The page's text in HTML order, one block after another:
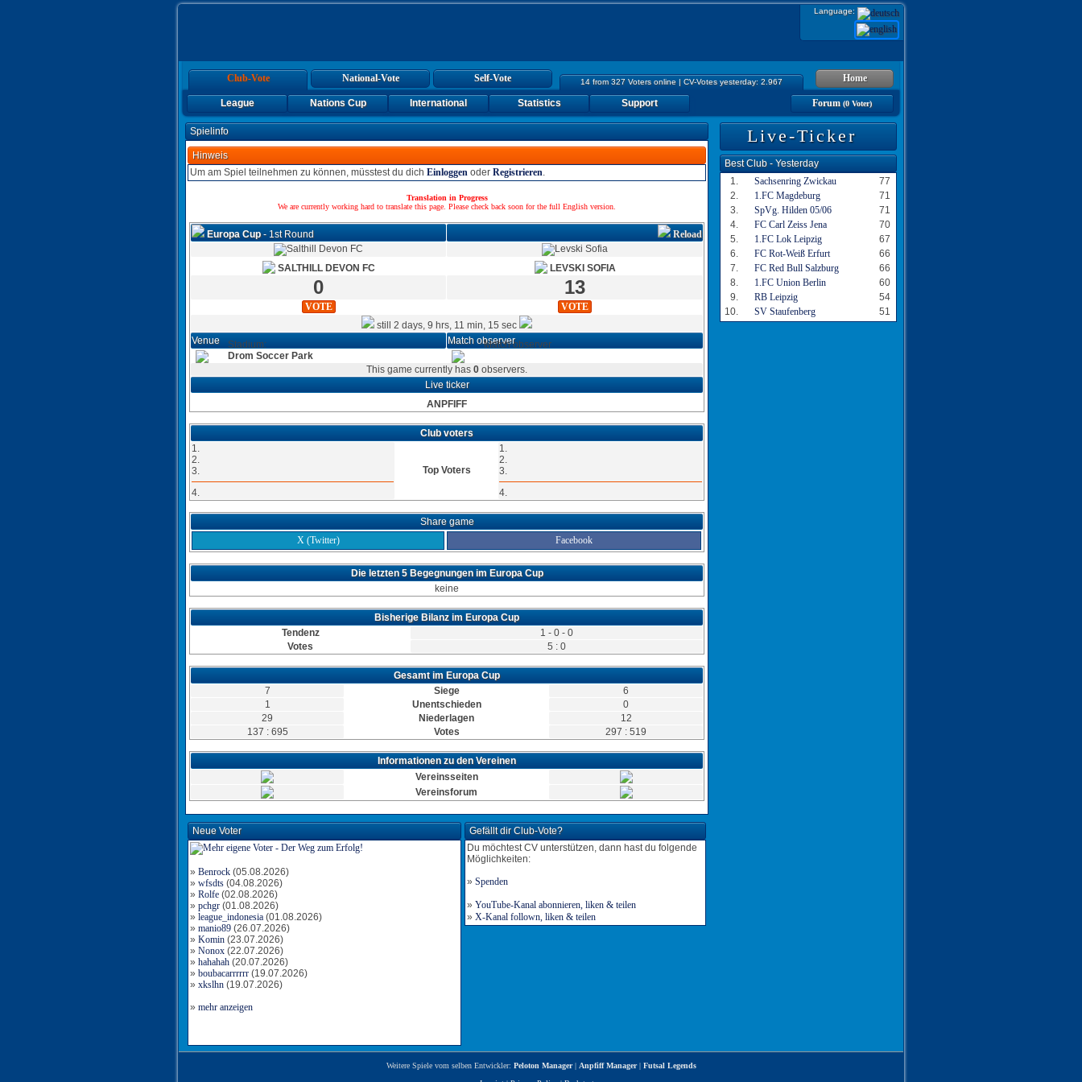
Language:
14 from 327 Voters online | CV-Votes yesterday: 2.967
Club-Vote National-Vote Self-Vote Home
Forum(0 Voter)
League Nations Cup International Statistics Support
Spielinfo
Hinweis
Um am Spiel teilnehmen zu können, müsstest du dich Einloggen oder Registrieren.
Translation in Progress
We are currently working hard to translate this page. Please check back soon for the full English version.
Europa Cup- 1st Round Reload
SALTHILL DEVON FC LEVSKI SOFIA
0 13
VOTE
VOTE
still 2 days, 9 hrs, 11 min, 15 sec
Venue
Match observer
Stadium:
Drom Soccer Park
Match observer
This game currently has 0 observers.
Live ticker
ANPFIFF
Club voters
1.
2.
3.
4.
Top Voters
1.
2.
3.
4.
Share game
X (Twitter)
Facebook
Die letzten 5 Begegnungen im Europa Cup
keine
Bisherige Bilanz im Europa Cup
Tendenz
1 - 0 - 0
Votes
5 : 0
Gesamt im Europa Cup
7
Siege
6
1
Unentschieden
0
29
Niederlagen
12
137 : 695
Votes 297 : 519
Informationen zu den Vereinen
Vereinsseiten
Vereinsforum
Neue Voter
» Benrock (05.08.2026)
» wfsdts (04.08.2026)
» Rolfe (02.08.2026)
» pchgr (01.08.2026)
» league_indonesia (01.08.2026)
» manio89 (26.07.2026)
» Komin (23.07.2026)
» Nonox (22.07.2026)
» hahahah (20.07.2026)
» boubacarrrrrr (19.07.2026)
» xkslhn (19.07.2026)
» mehr anzeigen
Gefällt dir Club-Vote?
Du möchtest CV unterstützen, dann hast du folgende
Möglichkeiten:
» Spenden
» YouTube-Kanal abonnieren, liken & teilen
» X-Kanal follown, liken & teilen
Live-Ticker
Best Club - Yesterday
1.
Sachsenring Zwickau
77
2.
1.FC Magdeburg
71
3.
SpVg. Hilden 05/06
71
4.
FC Carl Zeiss Jena
70
5.
1.FC Lok Leipzig
67
6.
FC Rot-Weiß Erfurt
66
7.
FC Red Bull Salzburg
66
8.
1.FC Union Berlin
60
9.
RB Leipzig
54
10.
SV Staufenberg 51
Weitere Spiele vom selben Entwickler: Peloton Manager| Anpfiff Manager| Futsal Legends